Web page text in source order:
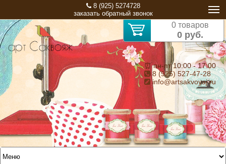
8 (925) 5274728
заказать обратный звонок
0 товаров
0 руб.
⏰ пн-пт 10:00 - 17:00
8 (925) 527-47-28
info@artsakvoyaj.ru